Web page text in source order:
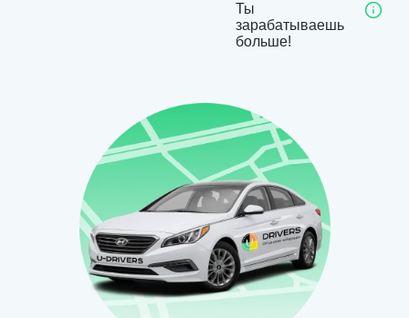
Ты
зарабатываешь
больше!